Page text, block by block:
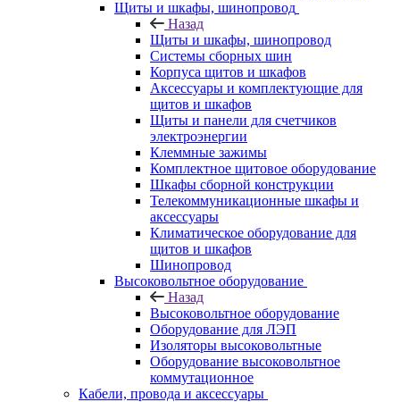
Щиты и шкафы, шинопровод
Назад
Щиты и шкафы, шинопровод
Системы сборных шин
Корпуса щитов и шкафов
Аксессуары и комплектующие для
щитов и шкафов
Щиты и панели для счетчиков
электроэнергии
Клеммные зажимы
Комплектное щитовое оборудование
Шкафы сборной конструкции
Телекоммуникационные шкафы и
аксессуары
Климатическое оборудование для
щитов и шкафов
Шинопровод
Высоковольтное оборудование
Назад
Высоковольтное оборудование
Оборудование для ЛЭП
Изоляторы высоковольтные
Оборудование высоковольтное
коммутационное
Кабели, провода и аксессуары